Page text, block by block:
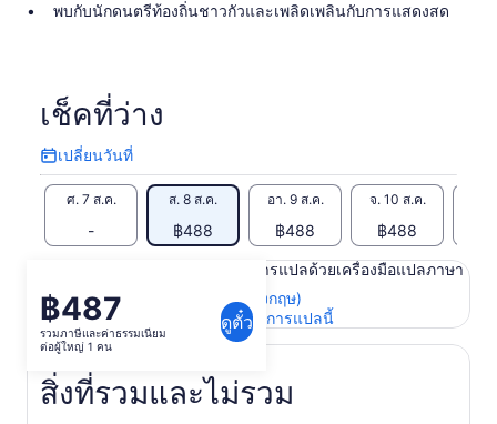
พบกับนักดนตรีท้องถิ่นชาวกัวและเพลิดเพลินกับการแสดงสด
เช็คที่ว่าง
เปลี่ยนวันที่
เปลี่ยน
วัน
ศ. 7 ส.ค.
-
ส. 8 ส.ค.
฿488
อา. 9 ส.ค.
฿488
จ. 10 ส.ค.
฿488
ราคา
อยู่
฿487
ต่อ
฿487
รวมภาษีและค่าธรรมเนียม
ต่อผู้ใหญ่ 1 คน
ดูตั๋ว
เนื้อหาในหน้านี้อาจได้รับการแปลด้วยเครื่องมือแปลภาษา
ดูข้อความต้นฉบับ (ภาษาอังกฤษ)
ให้คะแนนและความคิดเห็นการแปลนี้
สิ่งที่รวมและไม่รวม